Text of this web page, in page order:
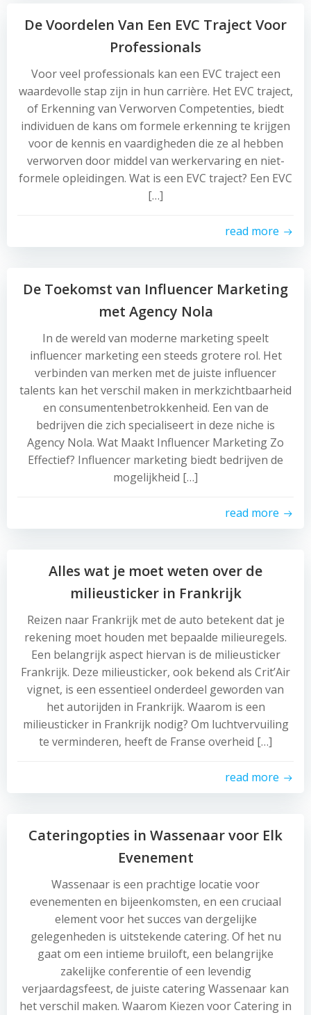
De Voordelen Van Een EVC Traject Voor
Professionals
Voor veel professionals kan een EVC traject een
waardevolle stap zijn in hun carrière. Het EVC traject,
of Erkenning van Verworven Competenties, biedt
individuen de kans om formele erkenning te krijgen
voor de kennis en vaardigheden die ze al hebben
verworven door middel van werkervaring en niet-
formele opleidingen. Wat is een EVC traject? Een EVC
[…]
read more
De Toekomst van Influencer Marketing
met Agency Nola
In de wereld van moderne marketing speelt
influencer marketing een steeds grotere rol. Het
verbinden van merken met de juiste influencer
talents kan het verschil maken in merkzichtbaarheid
en consumentenbetrokkenheid. Een van de
bedrijven die zich specialiseert in deze niche is
Agency Nola. Wat Maakt Influencer Marketing Zo
Effectief? Influencer marketing biedt bedrijven de
mogelijkheid […]
read more
Alles wat je moet weten over de
milieusticker in Frankrijk
Reizen naar Frankrijk met de auto betekent dat je
rekening moet houden met bepaalde milieuregels.
Een belangrijk aspect hiervan is de milieusticker
Frankrijk. Deze milieusticker, ook bekend als Crit’Air
vignet, is een essentieel onderdeel geworden van
het autorijden in Frankrijk. Waarom is een
milieusticker in Frankrijk nodig? Om luchtvervuiling
te verminderen, heeft de Franse overheid […]
read more
Cateringopties in Wassenaar voor Elk
Evenement
Wassenaar is een prachtige locatie voor
evenementen en bijeenkomsten, en een cruciaal
element voor het succes van dergelijke
gelegenheden is uitstekende catering. Of het nu
gaat om een intieme bruiloft, een belangrijke
zakelijke conferentie of een levendig
verjaardagsfeest, de juiste catering Wassenaar kan
het verschil maken. Waarom Kiezen voor Catering in